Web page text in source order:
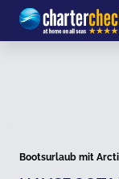
Chartercheck
Bootsurlaub mit